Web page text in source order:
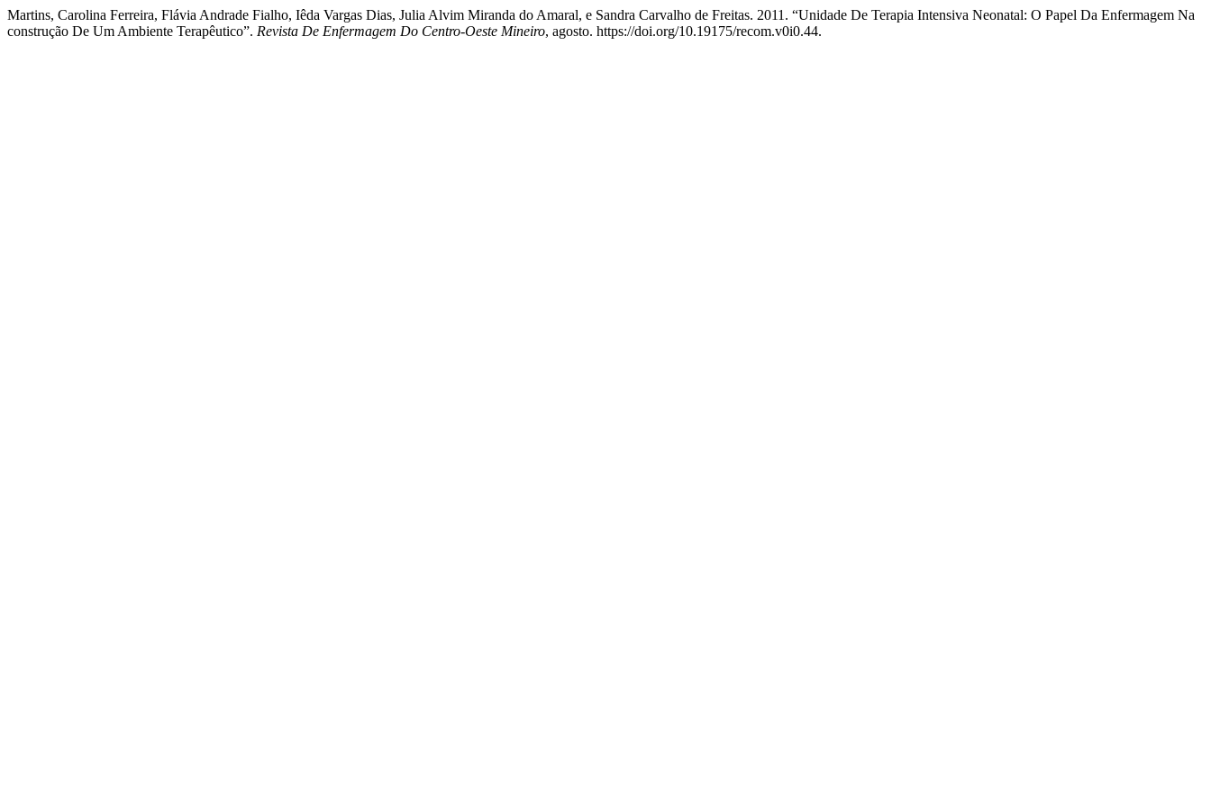
Martins, Carolina Ferreira, Flávia Andrade Fialho, Iêda Vargas Dias, Julia Alvim Miranda do Amaral, e Sandra Carvalho de Freitas. 2011. “Unidade De Terapia Intensiva Neonatal: O Papel Da Enfermagem Na
construção De Um Ambiente Terapêutico”. Revista De Enfermagem Do Centro-Oeste Mineiro, agosto. https://doi.org/10.19175/recom.v0i0.44.